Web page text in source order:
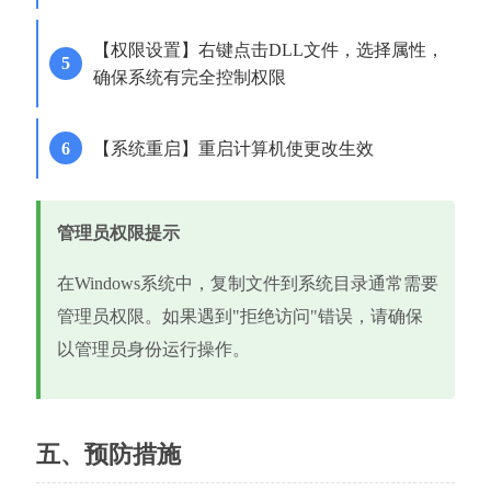
【权限设置】右键点击DLL文件，选择属性，
确保系统有完全控制权限
【系统重启】重启计算机使更改生效
管理员权限提示
在Windows系统中，复制文件到系统目录通常需要
管理员权限。如果遇到"拒绝访问"错误，请确保
以管理员身份运行操作。
五、预防措施